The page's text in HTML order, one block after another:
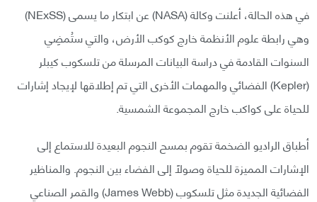
في هذه الحالة، أعلنت وكالة (NASA) عن ابتكار ما يسمى (NExSS)
وهي رابطة علوم الأنظمة خارج كوكب الأرض، والتي ستُمضِي
السنوات القادمة في دراسة البيانات المرسلة من تلسكوب كيبلر
(Kepler) الفضائي والمهمات الأخرى التي تم إطلاقها لإيجاد إشارات
للحياة على كواكب خارج المجموعة الشمسية.
أطباق الراديو الضخمة تقوم بمسح النجوم البعيدة للاستماع إلى
الإشارات المميزة للحياة وصولًا إلى الفضاء بين النجوم. والمناظير
الفضائية الجديدة مثل تلسكوب (James Webb) والقمر الصناعي